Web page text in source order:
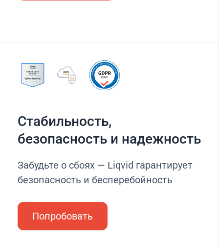
Стабильность,
безопасность и надежность
Забудьте о сбоях — Liqvid гарантирует
безопасность и бесперебойность
Попробовать